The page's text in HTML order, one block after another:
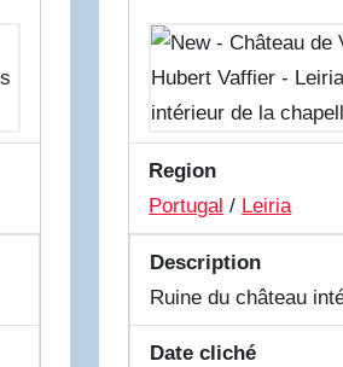
Region
Portugal / Leiria
Description
Ruine du château
Date cliché